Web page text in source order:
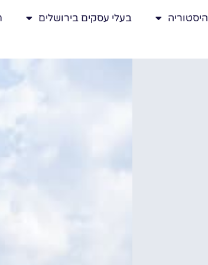
היסטוריה בעלי עסקים בירושלים